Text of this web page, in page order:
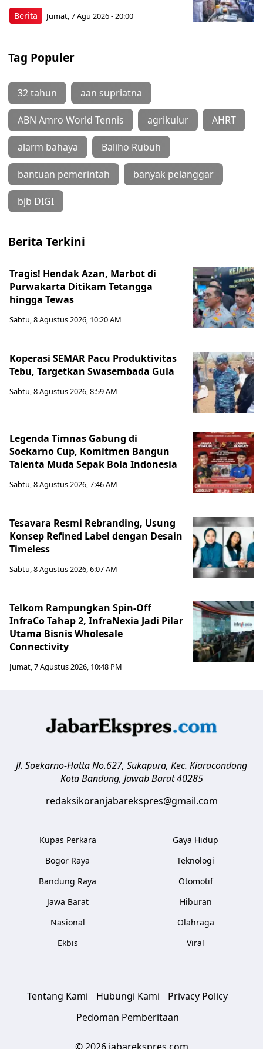
Berita Jumat, 7 Agu 2026 - 20:00
Tag Populer
32 tahun aan supriatna
ABN Amro World Tennis agrikulur AHRT
alarm bahaya Baliho Rubuh
bantuan pemerintah banyak pelanggar
bjb DIGI
Berita Terkini
Tragis! Hendak Azan, Marbot di
Purwakarta Ditikam Tetangga
hingga Tewas
Sabtu, 8 Agustus 2026, 10:20 AM
Koperasi SEMAR Pacu Produktivitas
Tebu, Targetkan Swasembada Gula
Sabtu, 8 Agustus 2026, 8:59 AM
Legenda Timnas Gabung di
Soekarno Cup, Komitmen Bangun
Talenta Muda Sepak Bola Indonesia
Sabtu, 8 Agustus 2026, 7:46 AM
Tesavara Resmi Rebranding, Usung
Konsep Refined Label dengan Desain
Timeless
Sabtu, 8 Agustus 2026, 6:07 AM
Telkom Rampungkan Spin-Off
InfraCo Tahap 2, InfraNexia Jadi Pilar
Utama Bisnis Wholesale
Connectivity
Jumat, 7 Agustus 2026, 10:48 PM
Jl. Soekarno-Hatta No.627, Sukapura, Kec. Kiaracondong
Kota Bandung, Jawab Barat 40285
redaksikoranjabarekspres@gmail.com
Kupas Perkara
Bogor Raya
Bandung Raya
Jawa Barat
Nasional
Ekbis
Gaya Hidup
Teknologi
Otomotif
Hiburan
Olahraga
Viral
Tentang Kami Hubungi Kami
Privacy Policy
Pedoman Pemberitaan